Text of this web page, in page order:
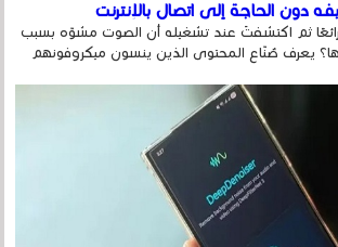
دون الحاجة إلى اتصال بالإنترنت
ثم اكتشفتَ عند تشغيله أن الصوت مشوّه بسبب
يعرف صُنّاع المحتوى الذين ينسون ميكروفونهم